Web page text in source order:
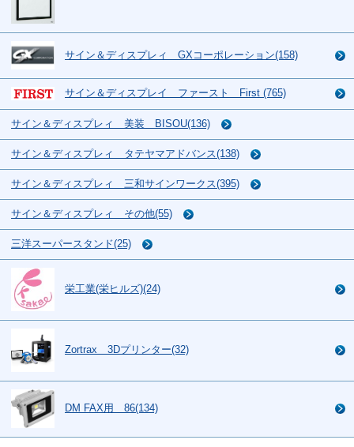
サイン＆ディスプレィ GXコーポレーション(158)
サイン＆ディスプレイ ファースト First (765)
サイン＆ディスプレィ 美装 BISOU(136)
サイン＆ディスプレィ タテヤマアドバンス(138)
サイン＆ディスプレィ 三和サインワークス(395)
サイン＆ディスプレィ その他(55)
三洋スーパースタンド(25)
栄工業(栄ヒルズ)(24)
Zortrax 3Dプリンター(32)
DM FAX用 86(134)